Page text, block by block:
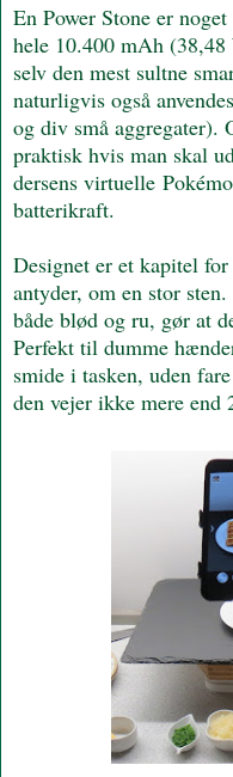
En Power Stone er
hele 10.400 mAh
selv den mest sultne
naturligvis også
og div små aggregater).
praktisk hvis man skal
dersens virtuelle
batterikraft.
Designet er et kapitel
antyder, om en stor
både blød og ru, gør at
Perfekt til dumme
smide i tasken, uden
den vejer ikke mere end